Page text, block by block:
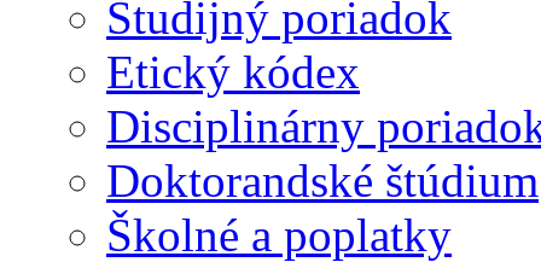
Študijný poriadok
Etický kódex
Disciplinárny
Doktorandské štúdium
Školné a poplatky